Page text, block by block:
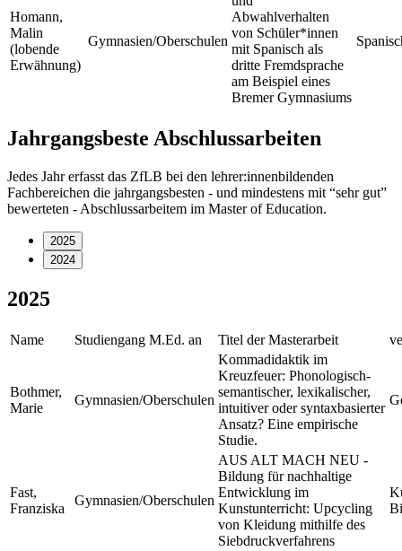
Homann,
Malin
(lobende
Erwähnung)
Gymnasien/Oberschulen
Abwahlverhalten
von Schüler*innen
mit Spanisch als
dritte Fremdsprache
am Beispiel eines
Bremer Gymnasiums
Jahrgangsbeste Abschlussarbeiten
Jedes Jahr erfasst das ZfLB bei den lehrer:innenbildenden
Fachbereichen die jahrgangsbesten - und mindestens mit “sehr gut”
bewerteten - Abschlussarbeitem im Master of Education.
2025
2024
2025
Name Studiengang M.Ed. an Titel der Masterarbeit
Bothmer,
Marie
Gymnasien/Oberschulen
Kommadidaktik im
Kreuzfeuer: Phonologisch-
semantischer, lexikalischer,
intuitiver oder syntaxbasierter
Ansatz? Eine empirische
Studie.
Fast,
Franziska
Gymnasien/Oberschulen
AUS ALT MACH NEU -
Bildung für nachhaltige
Entwicklung im
Kunstunterricht: Upcycling
von Kleidung mithilfe des
Siebdruckverfahrens